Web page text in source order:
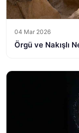
04 Mar 2026
Örgü ve Nakışlı